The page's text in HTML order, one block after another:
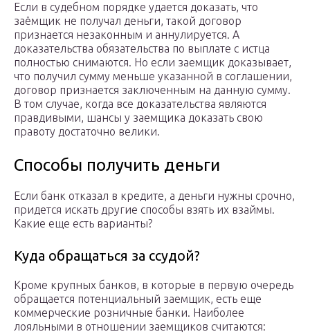
Если в судебном порядке удается доказать, что
заёмщик не получал деньги, такой договор
признается незаконным и аннулируется. А
доказательства обязательства по выплате с истца
полностью снимаются. Но если заемщик доказывает,
что получил сумму меньше указанной в соглашении,
договор признается заключенным на данную сумму.
В том случае, когда все доказательства являются
правдивыми, шансы у заемщика доказать свою
правоту достаточно велики.
Способы получить деньги
Если банк отказал в кредите, а деньги нужны срочно,
придется искать другие способы взять их взаймы.
Какие еще есть варианты?
Куда обращаться за ссудой?
Кроме крупных банков, в которые в первую очередь
обращается потенциальный заемщик, есть еще
коммерческие розничные банки. Наиболее
лояльными в отношении заемщиков считаются: